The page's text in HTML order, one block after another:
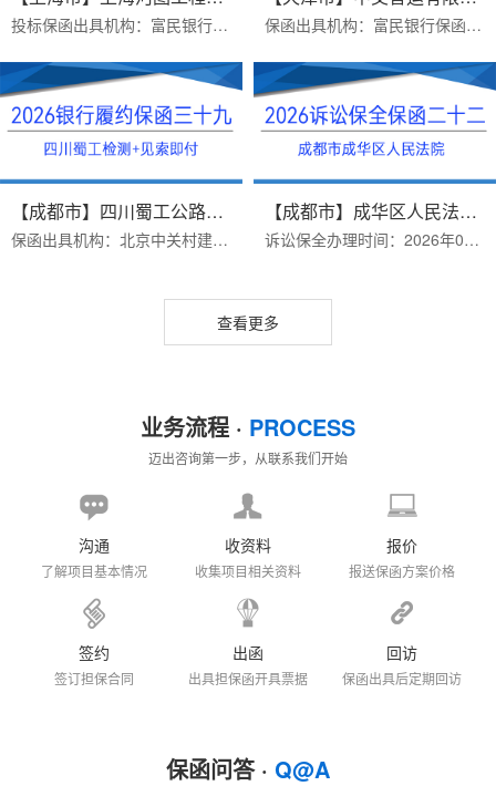
投标保函出具机构：富民银行保函受益人：上海河图工程股份有限公司保函金额：50000出函时间：2026年07月16日办理优势：1 完全符合招标文件要求（招标文件有格式要求）2费用... 保函出具机构：富民银行保函受益人：中交智运有限公司保函类型：货物运输类银行履保函办理时效：三个工作日办理优势：1.富民银行价格便宜2.异地项目远程办理保函金额：9224...
【成都市】四川蜀工公路工程试验...
保函出具机构：北京中关村建行保函受益人：四川蜀工公路工程试验检测有限公司办理时效：三个工作日办理优势：1.保函见索即付格式，免反担保措施2.保函有效期4年，期限长，价...
【成都市】成华区人民法院/借款纠...
诉讼保全办理时间：2026年07月15日案由：借贷纠纷受理法院：成华区人民法院保全金额：200000办理优势：一个工作日出函（当天拿诉讼保全材料）办理资料：1、原/被告身份证或...
查看更多
业务流程 · PROCESS
迈出咨询第一步，从联系我们开始
沟通
了解项目基本情况
收资料
收集项目相关资料
报价
报送保函方案价格
签约
签订担保合同
出函
出具担保函开具票据
回访
保函出具后定期回访
保函问答 · Q@A